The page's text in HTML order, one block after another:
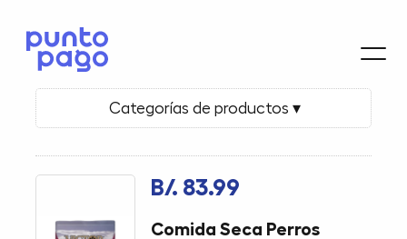
Categorías de productos ▾
B/. 83.99
Comida Seca Perros